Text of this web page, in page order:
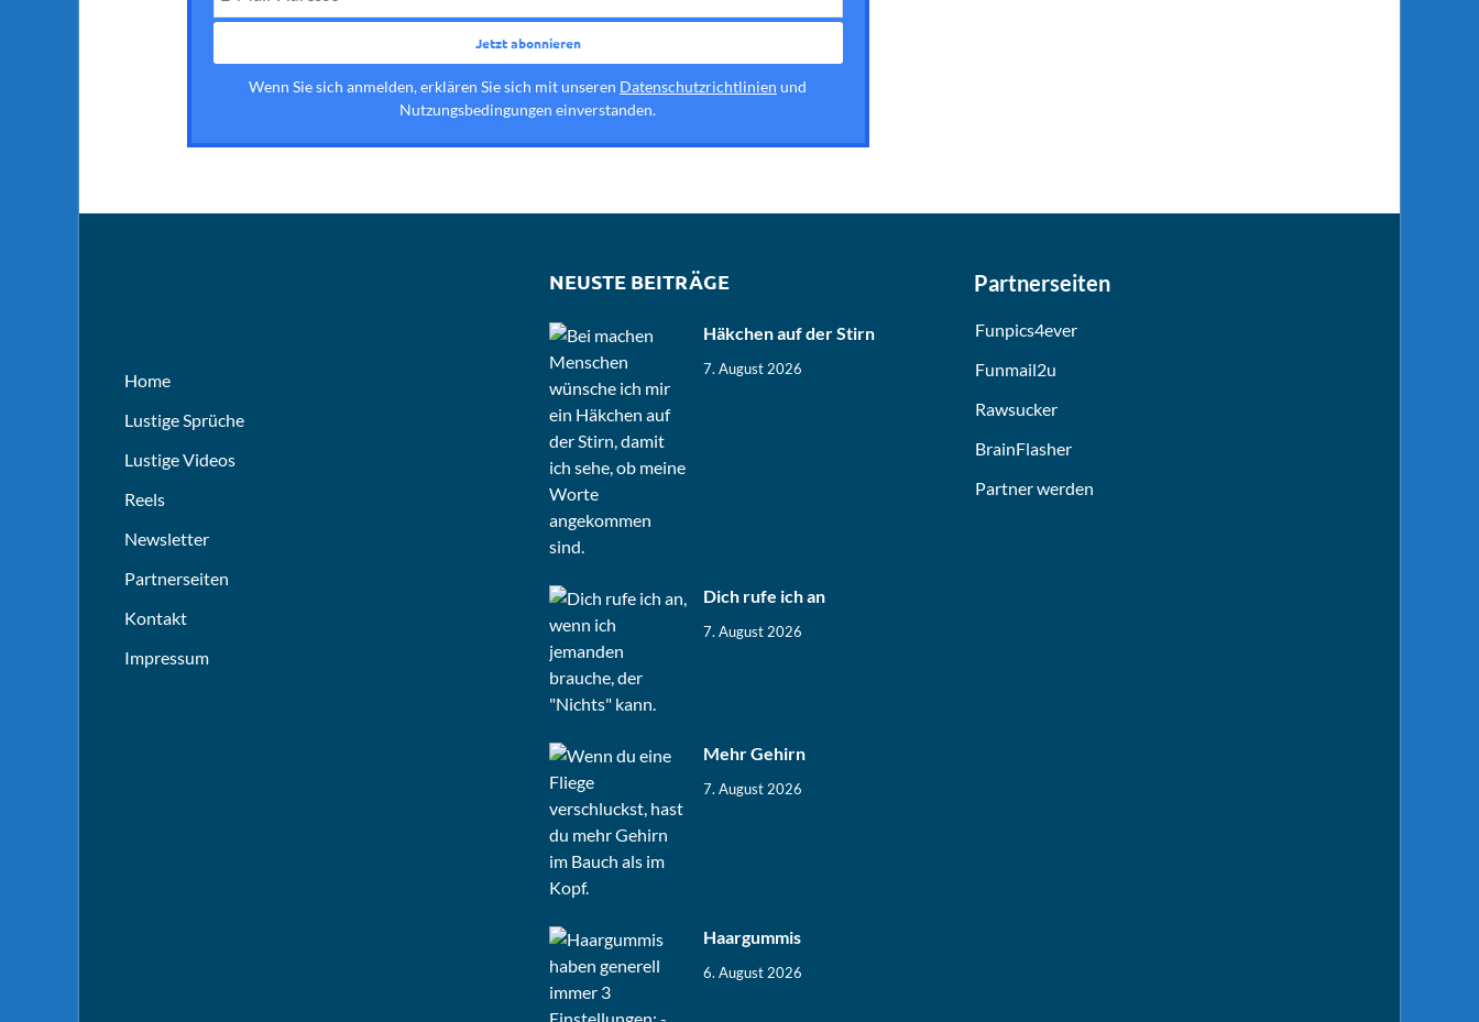
Wenn Sie sich anmelden, erklären Sie sich mit unseren Datenschutzrichtlinien und
Nutzungsbedingungen einverstanden.
Home
Lustige Sprüche
Lustige Videos
Reels
Newsletter
Partnerseiten
Kontakt
Impressum
NEUSTE BEITRÄGE
Häkchen auf der Stirn
7. August 2026
Dich rufe ich an
7. August 2026
Mehr Gehirn
7. August 2026
Haargummis
6. August 2026
Partnerseiten
Funpics4ever
Funmail2u
Rawsucker
BrainFlasher
Partner werden